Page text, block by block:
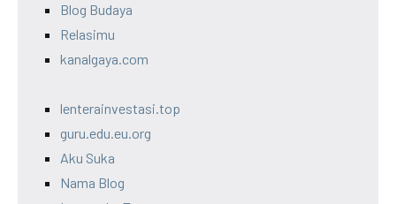
Blog Budaya
Relasimu
kanalgaya.com
lenterainvestasi.top
guru.edu.eu.org
Aku Suka
Nama Blog